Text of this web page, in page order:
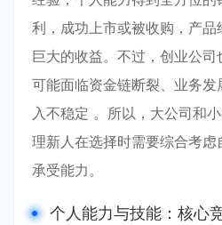
利，成功上市或被收购，产
巨大的收益。不过，创业公司
可能面临资金链断裂、业务
入不稳定 。所以，大公司和
理新人在选择时需要综合考
承受能力。
个人能力与技能：核心